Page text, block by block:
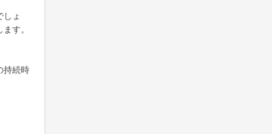
ょ
す。
持続時